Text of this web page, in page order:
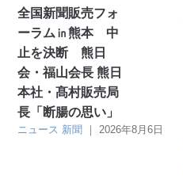
全国新聞販売フォ
ーラム㏌熊本 中
止を決断 熊日
会・福山会長 熊日
本社・髙村販売局
長「断腸の思い」
ニュース 新聞 ｜ 2026年8月6日